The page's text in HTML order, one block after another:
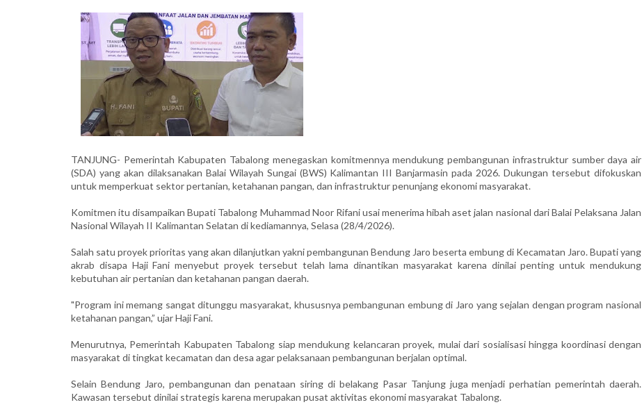
TANJUNG- Pemerintah Kabupaten Tabalong menegaskan komitmennya mendukung pembangunan infrastruktur sumber daya air
(SDA) yang akan dilaksanakan Balai Wilayah Sungai (BWS) Kalimantan III Banjarmasin pada 2026. Dukungan tersebut difokuskan
untuk memperkuat sektor pertanian, ketahanan pangan, dan infrastruktur penunjang ekonomi masyarakat.
Komitmen itu disampaikan Bupati Tabalong Muhammad Noor Rifani usai menerima hibah aset jalan nasional dari Balai Pelaksana Jalan
Nasional Wilayah II Kalimantan Selatan di kediamannya, Selasa (28/4/2026).
Salah satu proyek prioritas yang akan dilanjutkan yakni pembangunan Bendung Jaro beserta embung di Kecamatan Jaro. Bupati yang
akrab disapa Haji Fani menyebut proyek tersebut telah lama dinantikan masyarakat karena dinilai penting untuk mendukung
kebutuhan air pertanian dan ketahanan pangan daerah.
"Program ini memang sangat ditunggu masyarakat, khususnya pembangunan embung di Jaro yang sejalan dengan program nasional
ketahanan pangan,” ujar Haji Fani.
Menurutnya, Pemerintah Kabupaten Tabalong siap mendukung kelancaran proyek, mulai dari sosialisasi hingga koordinasi dengan
masyarakat di tingkat kecamatan dan desa agar pelaksanaan pembangunan berjalan optimal.
Selain Bendung Jaro, pembangunan dan penataan siring di belakang Pasar Tanjung juga menjadi perhatian pemerintah daerah.
Kawasan tersebut dinilai strategis karena merupakan pusat aktivitas ekonomi masyarakat Tabalong.